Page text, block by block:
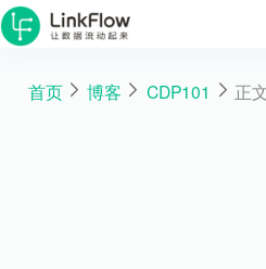
首页 博客 CDP101 正